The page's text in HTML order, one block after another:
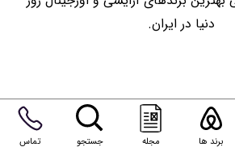
دنیا در ایران.
برند ها مجله جستجو تماس